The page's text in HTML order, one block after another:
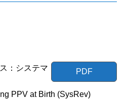
PDF
：システマ
PPV at Birth (SysRev)